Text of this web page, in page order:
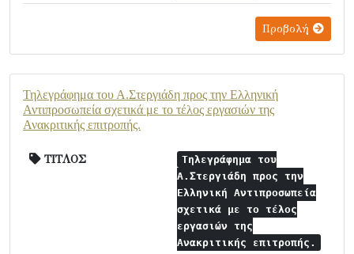
Προβολή
Τηλεγράφημα του Α.Στεργιάδη προς την Ελληνική
Αντιπροσωπεία σχετικά με το τέλος εργασιών της
Ανακριτικής επιτροπής.
ΤΙΤΛΟΣ
Τηλεγράφημα του
Α.Στεργιάδη προς την
Ελληνική Αντιπροσωπεία
σχετικά με το τέλος
εργασιών της
Ανακριτικής επιτροπής.